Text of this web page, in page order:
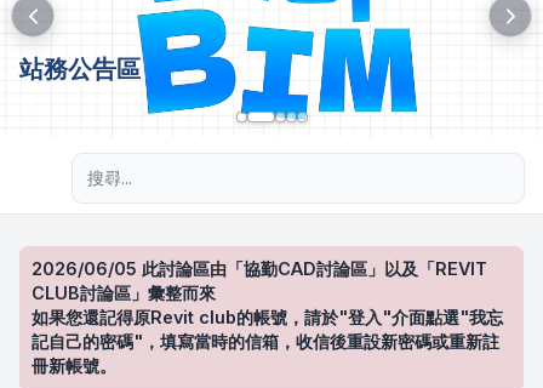
站務公告區
2026/06/05 此討論區由「協勤CAD討論區」以及「REVIT
CLUB討論區」彙整而來
如果您還記得原Revit club的帳號，請於"登入"介面點選"我忘
記自己的密碼"，填寫當時的信箱，收信後重設新密碼或重新註
冊新帳號。